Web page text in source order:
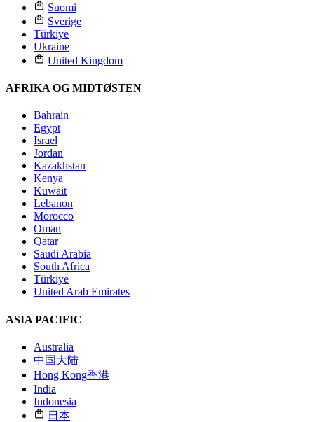
Suomi
Sverige
Türkiye
Ukraine
United Kingdom
AFRIKA OG MIDTØSTEN
Bahrain
Egypt
Israel
Jordan
Kazakhstan
Kenya
Kuwait
Lebanon
Morocco
Oman
Qatar
Saudi Arabia
South Africa
Türkiye
United Arab Emirates
ASIA PACIFIC
Australia
中国大陆
Hong Kong香港
India
Indonesia
日本